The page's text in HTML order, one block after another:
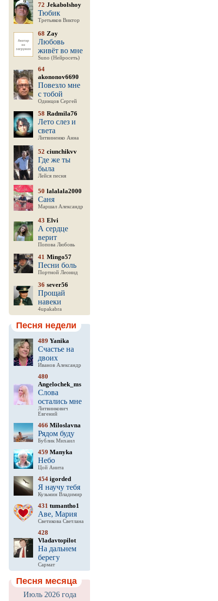
72 Jekabolshoy
Тюбик
Третьяков Виктор
68 Zay
Любовь
живёт во мне
Suno (Нейросеть)
64
akononov6690
Повезло мне
с тобой
Одинцов Сергей
58 Radmila76
Лето слез и
света
Литвиненко Анна
52 ciunchikvv
Где же ты
была
Лейся песня
50 lalalala2000
Саня
Маршал Александр
43 Elvi
А сердце
верит
Попова Любовь
41 Mingo57
Песни боль
Портной Леонид
36 sever56
Прощай
навеки
4upakabra
Песня недели
489 Yanika
Счастье на
двоих
Иванов Александр
480
Angelochek_ms
Слова
остались мне
Литвинкович
Евгений
466 Miloslavna
Рядом буду
Бублик Михаил
459 Manyka
Небо
Цой Анита
454 igorded
Я научу тебя
Кузьмин Владимир
431 tumantho1
Аве, Мария
Светикова Светлана
428
Vladavtopilot
На дальнем
берегу
Сармат
Песня месяца
Июль 2026 года